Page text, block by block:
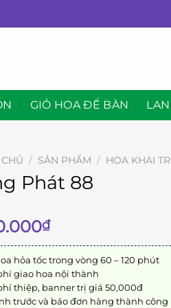
GIỎ HOA ĐỂ BÀN
/ SẢN PHẨM / HOA KHAI
Phát 88
₫
hỏa tốc trong vòng 60 – 120 phút
giao hoa nội thành
thiệp, banner trị giá 50,000đ
trước và báo đơn hàng thành công